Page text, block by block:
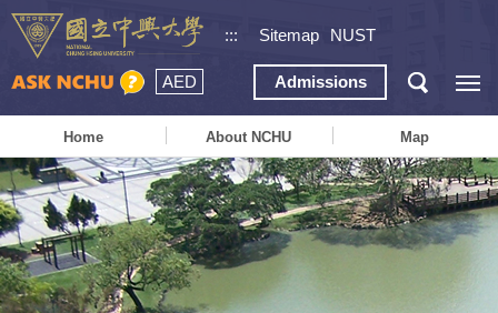
::: Sitemap NUST
AED Admissions
Home About NCHU Map